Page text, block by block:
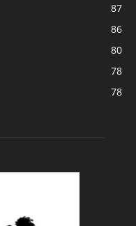
87
86
80
78
78